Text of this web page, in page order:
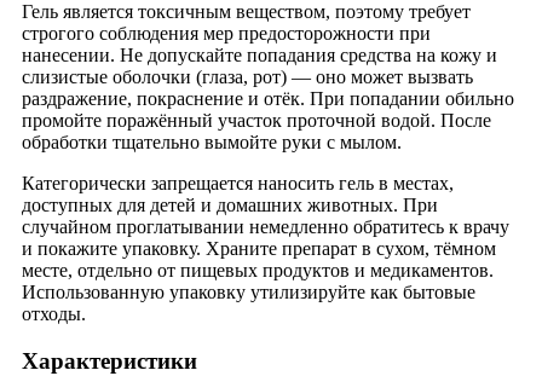
Гель является токсичным веществом, поэтому требует
строгого соблюдения мер предосторожности при
нанесении. Не допускайте попадания средства на кожу и
слизистые оболочки (глаза, рот) — оно может вызвать
раздражение, покраснение и отёк. При попадании обильно
промойте поражённый участок проточной водой. После
обработки тщательно вымойте руки с мылом.
Категорически запрещается наносить гель в местах,
доступных для детей и домашних животных. При
случайном проглатывании немедленно обратитесь к врачу
и покажите упаковку. Храните препарат в сухом, тёмном
месте, отдельно от пищевых продуктов и медикаментов.
Использованную упаковку утилизируйте как бытовые
отходы.
Характеристики